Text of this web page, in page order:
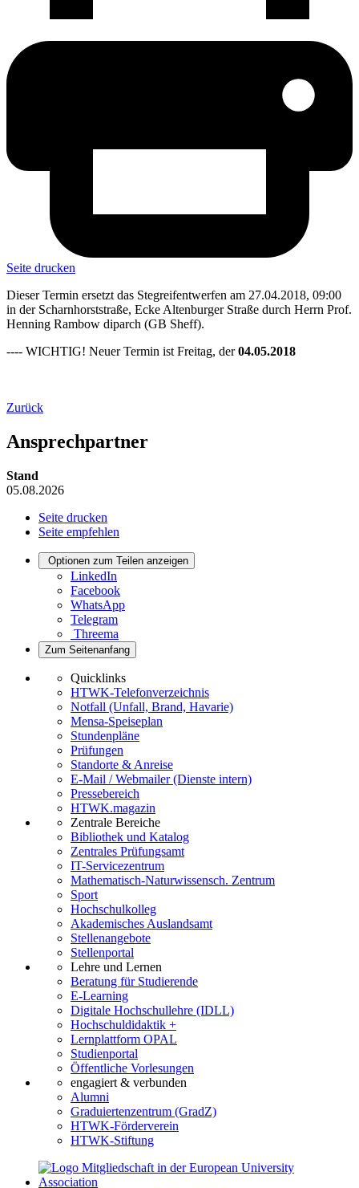
Seite drucken
Dieser Termin ersetzt das Stegreifentwerfen am 27.04.2018, 09:00
in der Scharnhorststraße, Ecke Altenburger Straße durch Herrn Prof.
Henning Rambow diparch (GB Sheff).
---- WICHTIG! Neuer Termin ist Freitag, der04.05.2018
Zurück
Ansprechpartner
Stand
05.08.2026
Seite drucken
Seite empfehlen
Optionen zum Teilen anzeigen
LinkedIn
Facebook
WhatsApp
Telegram
Threema
Zum Seitenanfang
Quicklinks
HTWK-Telefonverzeichnis
Notfall (Unfall, Brand, Havarie)
Mensa-Speiseplan
Stundenpläne
Prüfungen
Standorte & Anreise
E-Mail / Webmailer (Dienste intern)
Pressebereich
HTWK.magazin
Zentrale Bereiche
Bibliothek und Katalog
Zentrales Prüfungsamt
IT-Servicezentrum
Mathematisch-Naturwissensch. Zentrum
Sport
Hochschulkolleg
Akademisches Auslandsamt
Stellenangebote
Stellenportal
Lehre und Lernen
Beratung für Studierende
E-Learning
Digitale Hochschullehre (IDLL)
Hochschuldidaktik +
Lernplattform OPAL
Studienportal
Öffentliche Vorlesungen
engagiert & verbunden
Alumni
Graduiertenzentrum (GradZ)
HTWK-Förderverein
HTWK-Stiftung